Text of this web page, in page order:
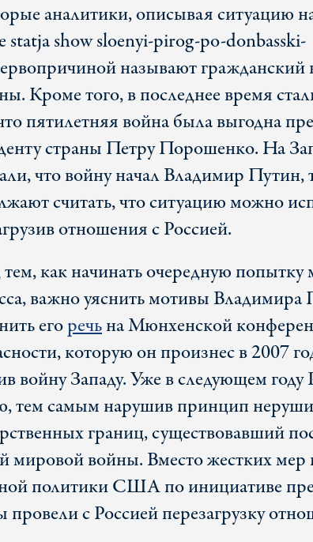
аналитики, описывая ситуацию
statja show sloenyi-pirog-po-donbasski-
называют гражданский
Кроме того, в последнее время
пятилетняя война была выгодна
страны Петру Порошенко. На
что войну начал Владимир Путин,
считать, что ситуацию можно
отношения с Россией.
как начинать очередную попытку
важно уяснить мотивы
егоречьна Мюнхенской
которую он произнес в 2007
войну Западу. Уже в следующем году
тем самым нарушив принцип
границ, существовавший
мировой войны. Вместо жестких мер
политики США по инициативе
с Россией перезагрузку